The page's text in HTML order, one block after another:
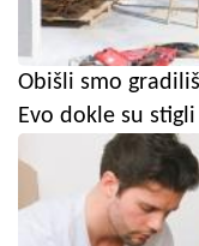
Obišli smo
Evo dokle su